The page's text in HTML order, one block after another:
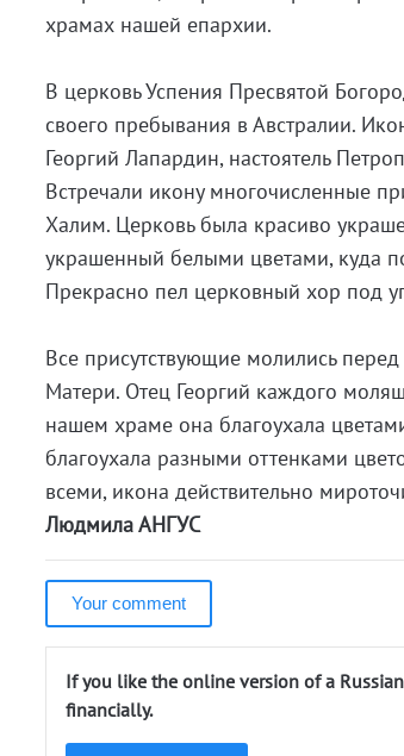
храмах нашей епархии.
В церковь Успения Пресвятой
своего пребывания в Австралии.
Георгий Лапардин, настоятель
Встречали икону многочисленные
Халим. Церковь была красиво
украшенный белыми цветами, куда
Прекрасно пел церковный хор под
Все присутствующие молились
Матери. Отец Георгий каждого
нашем храме она благоухала
благоухала разными оттенками
всеми, икона действительно
Людмила АНГУС
Your comment
If you like the online version of a
financially.